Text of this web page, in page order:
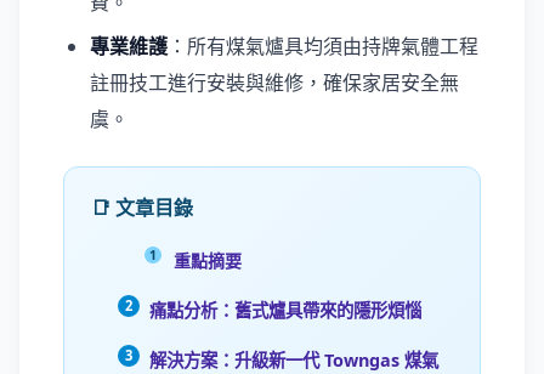
專業維護 ：所有煤氣爐具均須由持牌氣體工程
註冊技工進行安裝與維修，確保家居安全無
虞。
📑 文章目錄
重點摘要
痛點分析：舊式爐具帶來的隱形煩惱
解決方案：升級新一代 Towngas 煤氣